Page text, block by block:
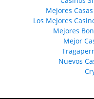
Mejores
Los Mejores
Mejores
Mejor
Nuevos